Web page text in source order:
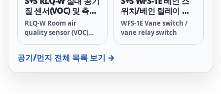
질 센서(VOC) 및 측정
변환기
RLQ-W Room air
quality sensor (VOC)
위치/베인 릴레이 스
위치
WFS-1E Vane switch /
vane relay switch
공기/먼지 전체 목록 보기 →